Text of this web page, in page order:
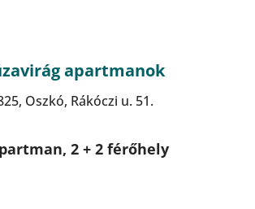
apartmanok
Oszkó, Rákóczi u. 51.
2 + 2 férőhely